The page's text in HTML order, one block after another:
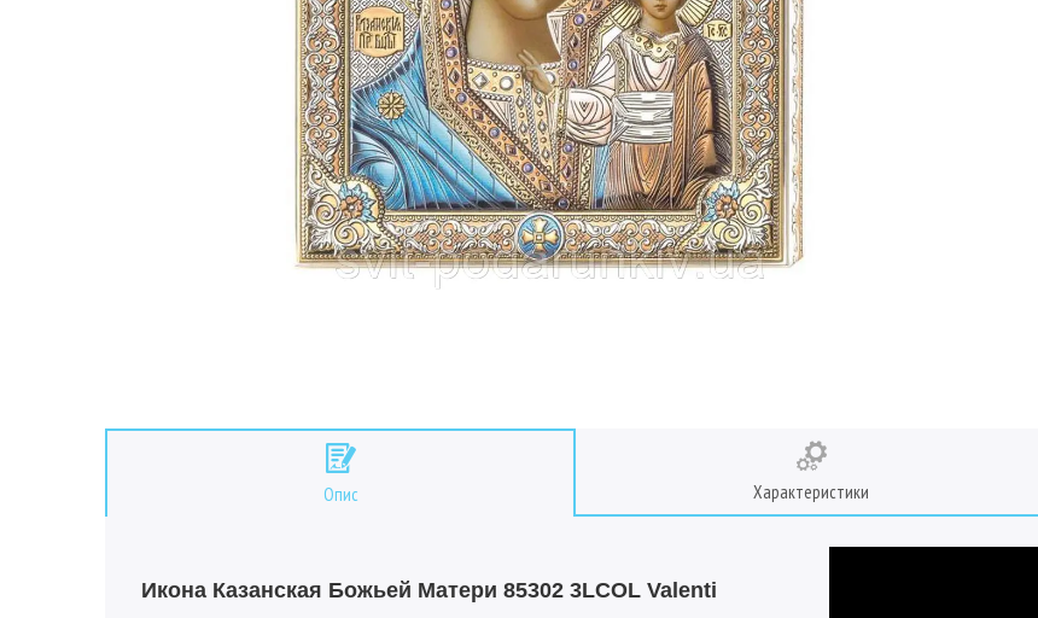
Опис Характеристики
Икона Казанская Божьей Матери 85302 3LCOL Valenti